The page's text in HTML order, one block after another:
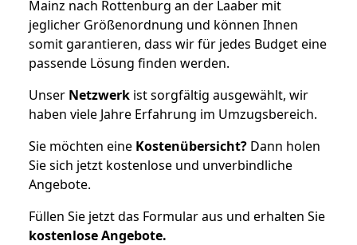
Mainz nach Rottenburg an der Laaber mit
jeglicher Größenordnung und können Ihnen
somit garantieren, dass wir für jedes Budget eine
passende Lösung finden werden.
Unser Netzwerk ist sorgfältig ausgewählt, wir
haben viele Jahre Erfahrung im Umzugsbereich.
Sie möchten eine Kostenübersicht? Dann holen
Sie sich jetzt kostenlose und unverbindliche
Angebote.
Füllen Sie jetzt das Formular aus und erhalten Sie
kostenloseAngebote.